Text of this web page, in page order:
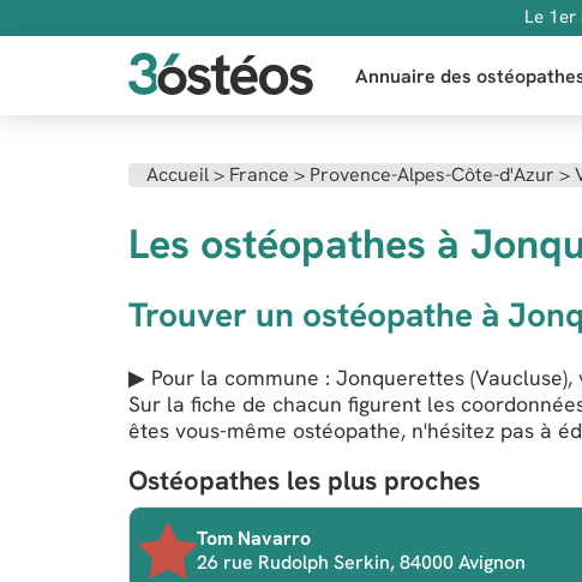
Le 1er
Annuaire des
Accueil> France > Provence-Alpes-Côte-d'Azur >
Les ostéopathes à
Trouver un ostéopathe à
▶ Pour la commune : Jonquerettes
Sur la fiche de chacun figurent les
êtes vous-même ostéopathe, n'hésitez pas à
Ostéopathes les plus proches
Tom Navarro
26 rue Rudolph Serkin, 84000 Avignon